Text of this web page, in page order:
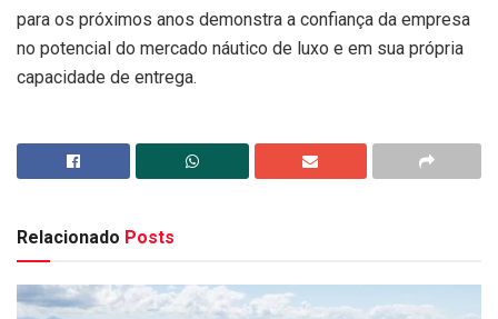
para os próximos anos demonstra a confiança da empresa
no potencial do mercado náutico de luxo e em sua própria
capacidade de entrega.
Relacionado Posts